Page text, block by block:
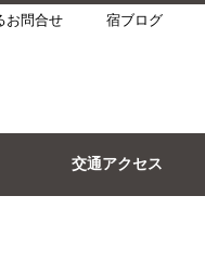
お問合せ 宿ブログ
交通アクセス